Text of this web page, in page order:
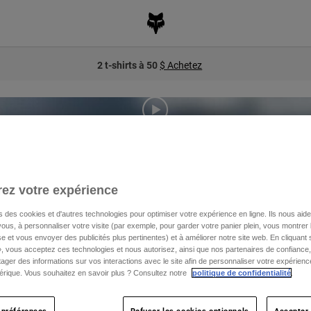
2 t-shirts à 50 $ Achetez
an unforgettable 2022 race season. Only 7 points separated
Outliers in the Canadian Badlands where Mani clinched the win
visit Revelstoke, BC following the race to get OFF ROAD with
votre expérience
des cookies et d'autres technologies pour optimiser votre expérience en ligne. Ils nous
à personnaliser votre visite (par exemple, pour garder votre panier plein, vous montrer
et vous envoyer des publicités plus pertinentes) et à améliorer notre site web. En cliquant
vous acceptez ces technologies et nous autorisez, ainsi que nos partenaires de
des informations sur vos interactions avec le site afin de personnaliser votre
Vous souhaitez en savoir plus ? Consultez notre
politique de confidentialité.